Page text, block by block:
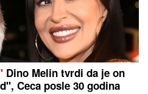
srušila Novi Pazar!
manje i napravili